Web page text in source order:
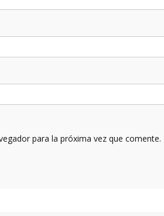
para la próxima vez que comente.